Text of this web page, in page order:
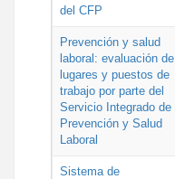
del CFP
Prevención y salud
laboral: evaluación de
lugares y puestos de
trabajo por parte del
Servicio Integrado de
Prevención y Salud
Laboral
Sistema de